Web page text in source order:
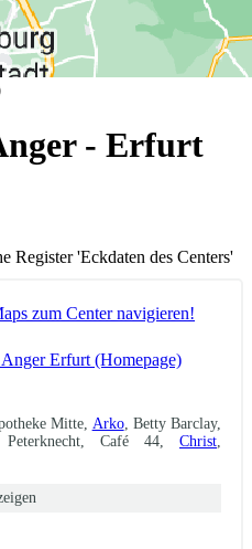
- Erfurt
Register 'Eckdaten des Centers'
zum Center navigieren!
Erfurt (Homepage)
Mitte, Arko, Betty Barclay,
Peterknecht, Café 44, Christ